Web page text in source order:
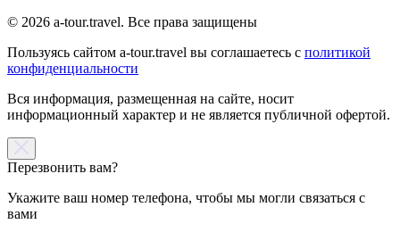
© 2026 a-tour.travel. Все права защищены
Пользуясь сайтом a-tour.travel вы соглашаетесь с политикой
конфиденциальности
Вся информация, размещенная на сайте, носит
информационный характер и не является публичной офертой.
Перезвонить вам?
Укажите ваш номер телефона, чтобы мы могли связаться с
вами